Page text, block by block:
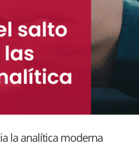
la analítica moderna